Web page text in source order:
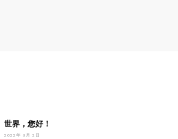
世界，您好！
2022年 9月 2日